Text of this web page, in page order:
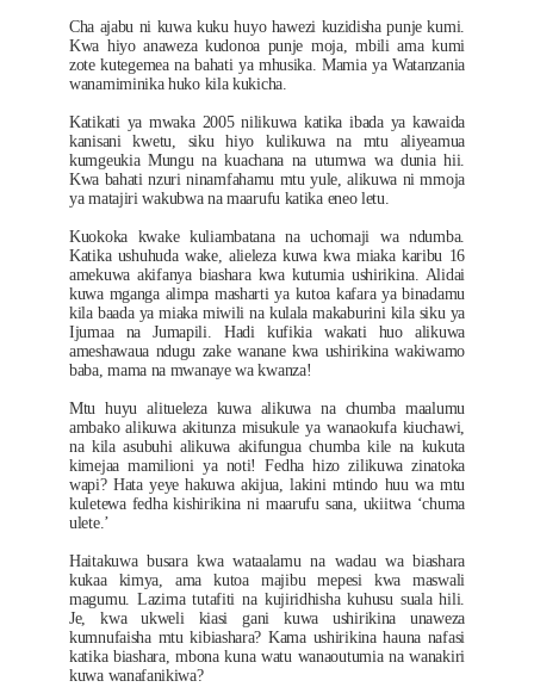
Cha ajabu ni kuwa kuku huyo hawezi kuzidisha punje kumi.
Kwa hiyo anaweza kudonoa punje moja, mbili ama kumi
zote kutegemea na bahati ya mhusika. Mamia ya Watanzania
wanamiminika huko kila kukicha.
Katikati ya mwaka 2005 nilikuwa katika ibada ya kawaida
kanisani kwetu, siku hiyo kulikuwa na mtu aliyeamua
kumgeukia Mungu na kuachana na utumwa wa dunia hii.
Kwa bahati nzuri ninamfahamu mtu yule, alikuwa ni mmoja
ya matajiri wakubwa na maarufu katika eneo letu.
Kuokoka kwake kuliambatana na uchomaji wa ndumba.
Katika ushuhuda wake, alieleza kuwa kwa miaka karibu 16
amekuwa akifanya biashara kwa kutumia ushirikina. Alidai
kuwa mganga alimpa masharti ya kutoa kafara ya binadamu
kila baada ya miaka miwili na kulala makaburini kila siku ya
Ijumaa na Jumapili. Hadi kufikia wakati huo alikuwa
ameshawaua ndugu zake wanane kwa ushirikina wakiwamo
baba, mama na mwanaye wa kwanza!
Mtu huyu alitueleza kuwa alikuwa na chumba maalumu
ambako alikuwa akitunza misukule ya wanaokufa kiuchawi,
na kila asubuhi alikuwa akifungua chumba kile na kukuta
kimejaa mamilioni ya noti! Fedha hizo zilikuwa zinatoka
wapi? Hata yeye hakuwa akijua, lakini mtindo huu wa mtu
kuletewa fedha kishirikina ni maarufu sana, ukiitwa ‘chuma
ulete.’
Haitakuwa busara kwa wataalamu na wadau wa biashara
kukaa kimya, ama kutoa majibu mepesi kwa maswali
magumu. Lazima tutafiti na kujiridhisha kuhusu suala hili.
Je, kwa ukweli kiasi gani kuwa ushirikina unaweza
kumnufaisha mtu kibiashara? Kama ushirikina hauna nafasi
katika biashara, mbona kuna watu wanaoutumia na wanakiri
kuwa wanafanikiwa?